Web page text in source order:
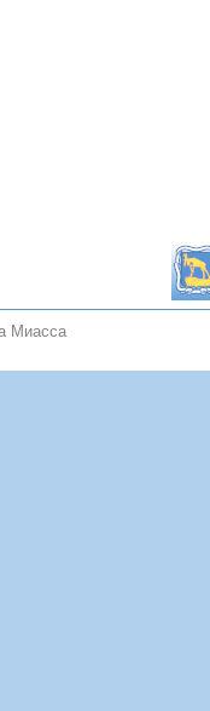
Миасса